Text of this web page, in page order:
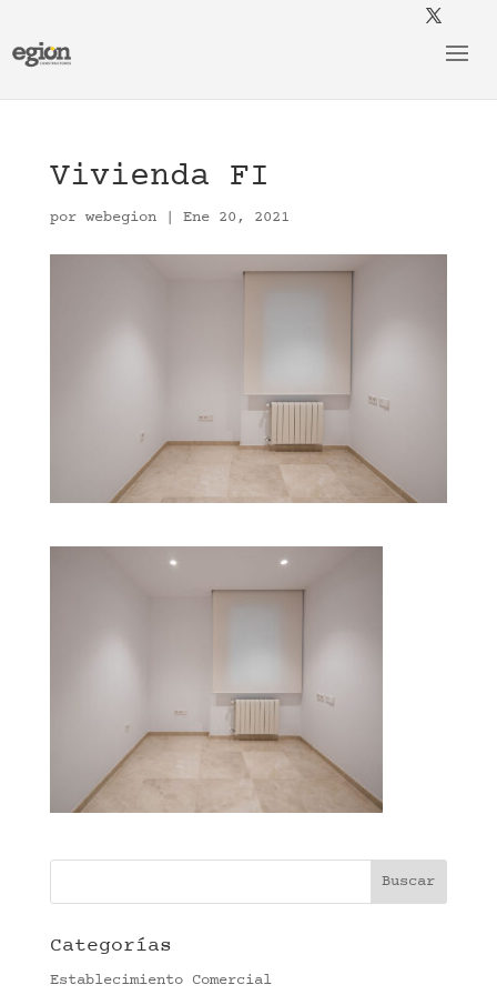
Vivienda FI
por webegion| Ene 20, 2021
Categorías
Establecimiento Comercial